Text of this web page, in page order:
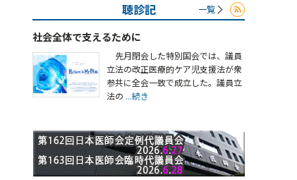
聴診記 一覧
社会全体で支えるために
先月閉会した特別国会では、議員
立法の改正医療的ケア児支援法が衆
参共に全会一致で成立した。議員立
法の ...続き